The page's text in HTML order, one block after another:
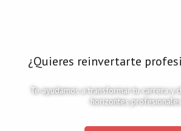
¿Quieres reinvertarte
Te ayudamos a transformar tu carrera y
horizontes profesionales